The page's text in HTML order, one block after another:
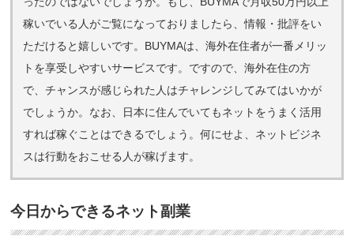
稼いでいる人がご覧になっておりましたら、情報・批評をい
ただけると嬉しいです。BUYMAは、海外在住者が一番メリッ
トを享受しやすいサービスです。ですので、海外在住の方
で、チャンスが感じられた人はチャレンジしてみてはいかが
でしょうか。なお、日本に住んでいてもネットをうまく活用
すれば稼ぐことはできるでしょう。何にせよ、ネットビジネ
スは行動をおこせる人が稼げます。
今日からできるネット副業